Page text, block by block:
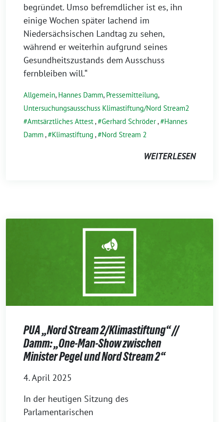
begründet. Umso befremdlicher ist es, ihn
einige Wochen später lachend im
Niedersächsischen Landtag zu sehen,
während er weiterhin aufgrund seines
Gesundheitszustands dem Ausschuss
fernbleiben will.“
Allgemein, Hannes Damm, Pressemitteilung,
Untersuchungsausschuss Klimastiftung/Nord Stream2
Amtsärztliches Attest, Gerhard Schröder,
Hannes
Damm, Klimastiftung , Nord Stream 2
WEITERLESEN
PUA „Nord Stream 2/Klimastiftung“ //
Damm: „One-Man-Show zwischen
Minister Pegel und Nord Stream 2“
4. April 2025
In der heutigen Sitzung des
Parlamentarischen